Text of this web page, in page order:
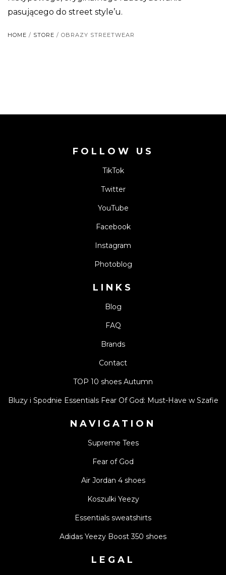
pasującego do street style’u.
HOME / STORE / OBRAZY STREETWEAR
FOLLOW US
TikTok
Twitter
YouTube
Facebook
Instagram
Photoblog
LINKS
Blog
FAQ
Brands
Contact
TOP 10 shoes Autumn
Bluzy i Spodnie Essentials Fear Of God: Must-Have w Szafie
NAVIGATION
Supreme Tees
Fear of God
Air Jordan 4 shoes
Koszulki Yeezy
Essentials sweatshirts
Adidas Yeezy Boost 350 shoes
LEGAL